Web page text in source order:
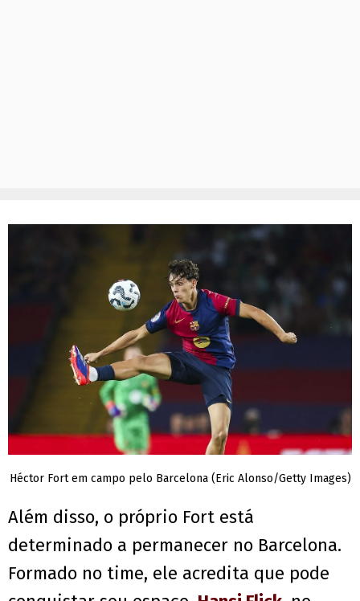
Héctor Fort em campo pelo Barcelona (Eric Alonso/Getty Images)
Além disso, o próprio Fort está
determinado a permanecer no Barcelona.
Formado no time, ele acredita que pode